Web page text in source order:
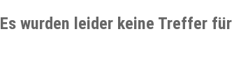
Es wurden leider keine Treffer